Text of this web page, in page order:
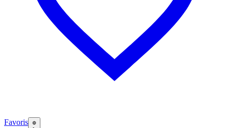
Favoris